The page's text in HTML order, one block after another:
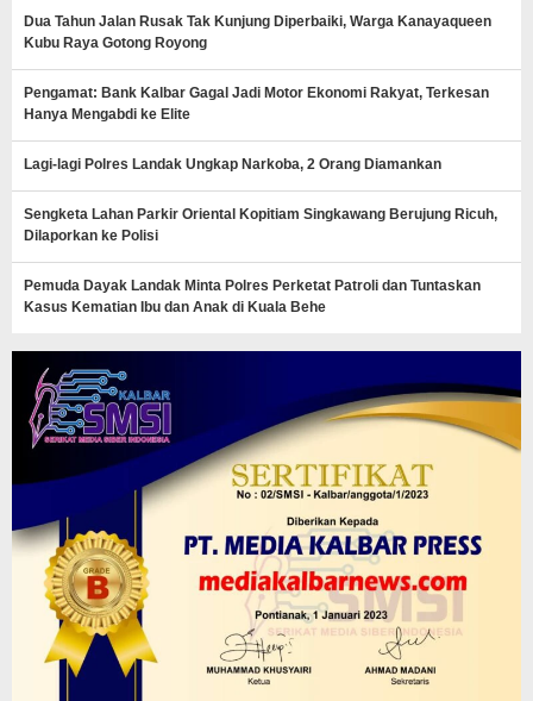
Dua Tahun Jalan Rusak Tak Kunjung Diperbaiki, Warga Kanayaqueen
Kubu Raya Gotong Royong
Pengamat: Bank Kalbar Gagal Jadi Motor Ekonomi Rakyat, Terkesan
Hanya Mengabdi ke Elite
Lagi-lagi Polres Landak Ungkap Narkoba, 2 Orang Diamankan
Sengketa Lahan Parkir Oriental Kopitiam Singkawang Berujung Ricuh,
Dilaporkan ke Polisi
Pemuda Dayak Landak Minta Polres Perketat Patroli dan Tuntaskan
Kasus Kematian Ibu dan Anak di Kuala Behe